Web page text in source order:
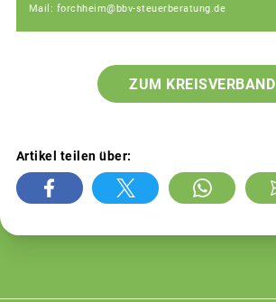
Mail: forchheim@bbv-steuerberatung.de
ZUM KREISVERBAND
Artikel teilen über: